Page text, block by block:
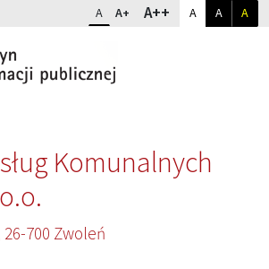
Zmień rozmiar czcionki
A rozmiar standardowy
A+ rozmiar powiększony
A++rozmiar
Dopasuj
A kontrast
A A
Komunalnych
26-700 Zwoleń